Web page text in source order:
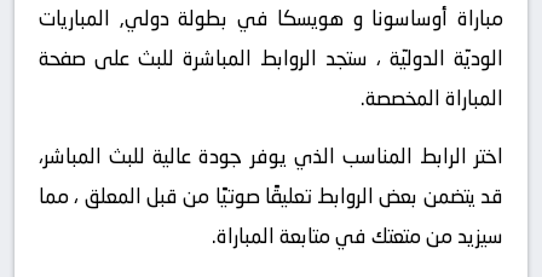
مباراة أوساسونا و هويسكا في بطولة دولي, المباريات
الوديّة الدوليّة ، ستجد الروابط المباشرة للبث على صفحة
المباراة المخصصة.
اختر الرابط المناسب الذي يوفر جودة عالية للبث المباشر،
قد يتضمن بعض الروابط تعليقًا صوتيًا من قبل المعلق ، مما
سيزيد من متعتك في متابعة المباراة.